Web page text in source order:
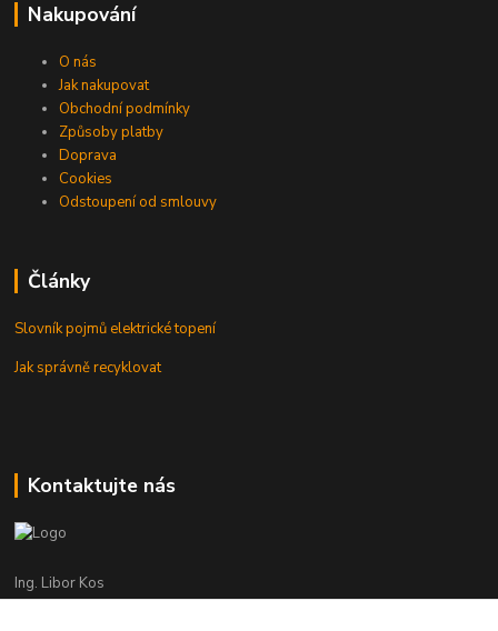
Nakupování
O nás
Jak nakupovat
Obchodní podmínky
Způsoby platby
Doprava
Cookies
Odstoupení od smlouvy
Články
Slovník pojmů elektrické topení
Jak správně recyklovat
Kontaktujte nás
Ing. Libor Kos
+420 601 555 225